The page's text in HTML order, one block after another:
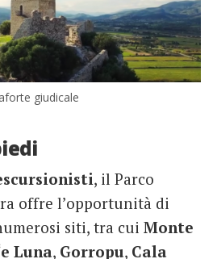
giudicale
, il Parco
offre l’opportunità di
siti, tra cui Monte
Luna, Gorropu, Cala